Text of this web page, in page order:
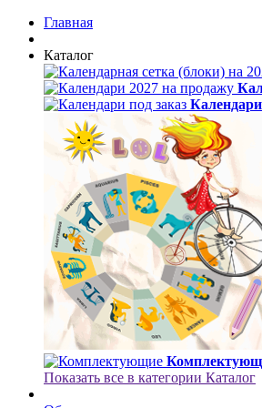
Главная
Каталог
Календари
Показать все в категории Каталог